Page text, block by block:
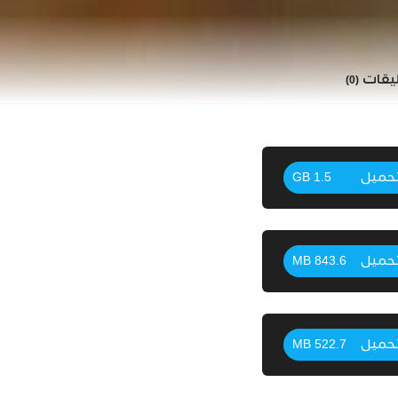
(0)
1.5 GB
843.6 MB
522.7 MB